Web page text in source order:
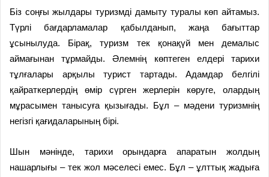
Біз соңғы жылдары туризмді дамыту туралы көп айтамыз.
Түрлі бағдарламалар қабылданып, жаңа бағыттар
ұсынылуда. Бірақ, туризм тек қонақүй мен демалыс
аймағынан тұрмайды. Әлемнің көптеген елдері тарихи
тұлғалары арқылы турист тартады. Адамдар белгілі
қайраткерлердің өмір сүрген жерлерін көруге, олардың
мұрасымен танысуға қызығады. Бұл – мәдени туризм­нің
негізгі қағидаларының бірі.
Шын мәнінде, тарихи орындарға апаратын жолдың
нашарлығы – тек жол мәселесі емес. Бұл – ұлттық жадыға